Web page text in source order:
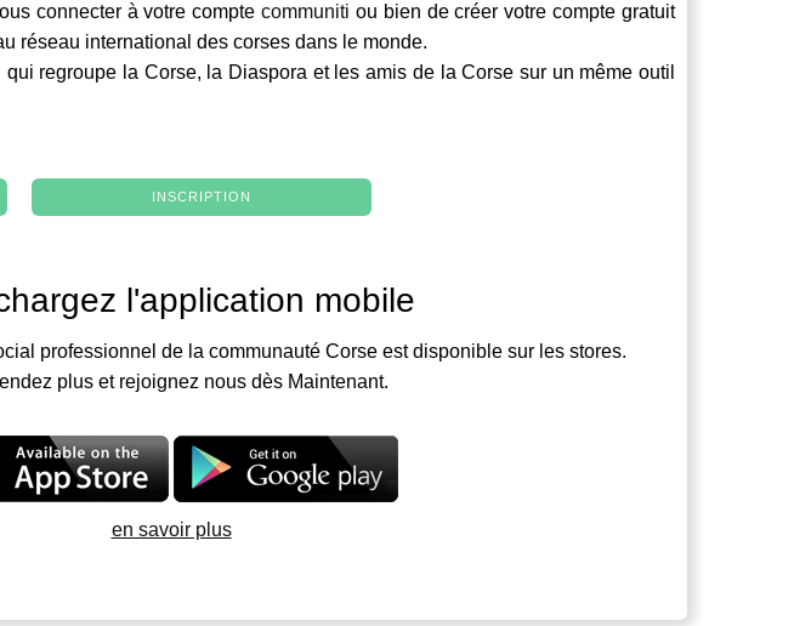
connecter à votre comptecommuniti ou bien de créer votre compte gratuit
réseau international des corses dans le monde.
regroupe la Corse, la Diaspora et les amis de la Corse sur un même outil
INSCRIPTION
l'application mobile
professionnel de la communauté Corse est disponible sur les stores.
plus et rejoignez nous dès Maintenant.
en savoir plus